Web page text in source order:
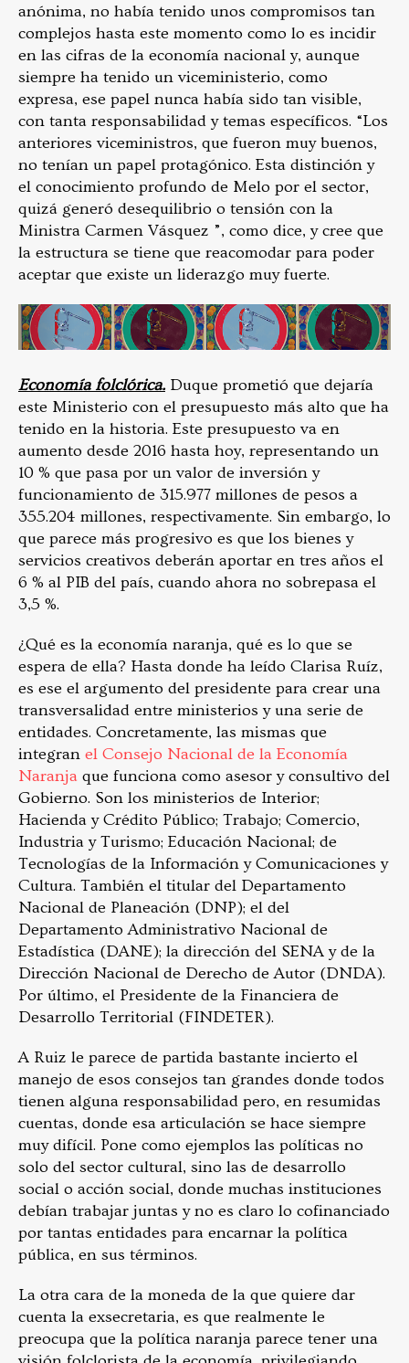
anónima, no había tenido unos compromisos tan
complejos hasta este momento como lo es incidir
en las cifras de la economía nacional y, aunque
siempre ha tenido un viceministerio, como
expresa, ese papel nunca había sido tan visible,
con tanta responsabilidad y temas específicos. “Los
anteriores viceministros, que fueron muy buenos,
no tenían un papel protagónico. Esta distinción y
el conocimiento profundo de Melo por el sector,
quizá generó desequilibrio o tensión con la
Ministra Carmen Vásquez ”, como dice, y cree que
la estructura se tiene que reacomodar para poder
aceptar que existe un liderazgo muy fuerte.
Economía folclórica.Duque prometió que dejaría
este Ministerio con el presupuesto más alto que ha
tenido en la historia. Este presupuesto va en
aumento desde 2016 hasta hoy, representando un
10 % que pasa por un valor de inversión y
funcionamiento de 315.977 millones de pesos a
355.204 millones, respectivamente. Sin embargo, lo
que parece más progresivo es que los bienes y
servicios creativos deberán aportar en tres años el
6 % al PIB del país, cuando ahora no sobrepasa el
3,5 %.
¿Qué es la economía naranja, qué es lo que se
espera de ella? Hasta donde ha leído Clarisa Ruíz,
es ese el argumento del presidente para crear una
transversalidad entre ministerios y una serie de
entidades. Concretamente, las mismas que
integran el Consejo Nacional de la Economía
Naranja que funciona como asesor y consultivo del
Gobierno. Son los ministerios de Interior;
Hacienda y Crédito Público; Trabajo; Comercio,
Industria y Turismo; Educación Nacional; de
Tecnologías de la Información y Comunicaciones y
Cultura. También el titular del Departamento
Nacional de Planeación (DNP); el del
Departamento Administrativo Nacional de
Estadística (DANE); la dirección del SENA y de la
Dirección Nacional de Derecho de Autor (DNDA).
Por último, el Presidente de la Financiera de
Desarrollo Territorial (FINDETER).
A Ruiz le parece de partida bastante incierto el
manejo de esos consejos tan grandes donde todos
tienen alguna responsabilidad pero, en resumidas
cuentas, donde esa articulación se hace siempre
muy difícil. Pone como ejemplos las políticas no
solo del sector cultural, sino las de desarrollo
social o acción social, donde muchas instituciones
debían trabajar juntas y no es claro lo cofinanciado
por tantas entidades para encarnar la política
pública, en sus términos.
La otra cara de la moneda de la que quiere dar
cuenta la exsecretaria, es que realmente le
preocupa que la política naranja parece tener una